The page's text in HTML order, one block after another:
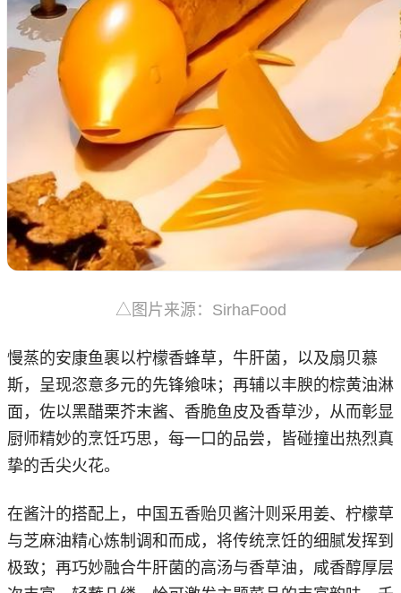
△图片来源：SirhaFood
慢蒸的安康鱼裹以柠檬香蜂草，牛肝菌，以及扇贝慕
斯，呈现恣意多元的先锋飨味；再辅以丰腴的棕黄油淋
面，佐以黑醋栗芥末酱、香脆鱼皮及香草沙，从而彰显
厨师精妙的烹饪巧思，每一口的品尝，皆碰撞出热烈真
挚的舌尖火花。
在酱汁的搭配上，中国五香贻贝酱汁则采用姜、柠檬草
与芝麻油精心炼制调和而成，将传统烹饪的细腻发挥到
极致；再巧妙融合牛肝菌的高汤与香草油，咸香醇厚层